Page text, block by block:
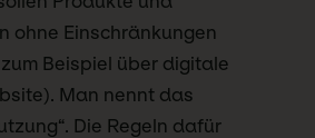
ohne Einschränkungen
Beispiel über digitale
Man nennt das
Die Regeln dafür